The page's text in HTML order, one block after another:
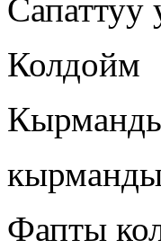
Сапаттуу
Колдойм
Фапты